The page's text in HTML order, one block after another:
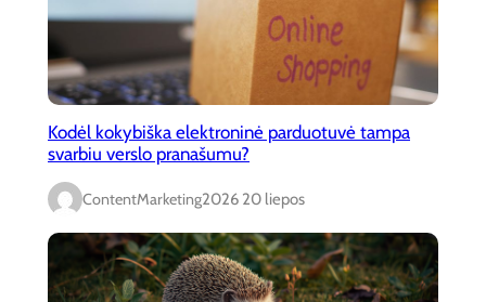
Kodėl kokybiška elektroninė parduotuvė tampa
svarbiu verslo pranašumu?
ContentMarketing2026 20 liepos